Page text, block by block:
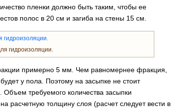
пленки должно быть таким, чтобы ее
полос в 20 см и загиба на стены 15 см.
гидроизоляции.
примерно 5 мм. Чем равномернее фракция,
у пола. Поэтому на засыпке не стоит
Объем требуемого количества засыпки
толщину слоя (расчет следует вести в